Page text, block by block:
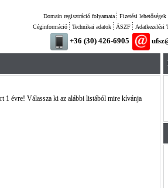
Fizetési lehetőségek
Domain regisztráció folyamata
Adatkezelési
ÁSZF
Technikai adatok
Céginformáció
+36 (30) 426-6905
1 évre! Válassza ki az alábbi listából mire kívánja